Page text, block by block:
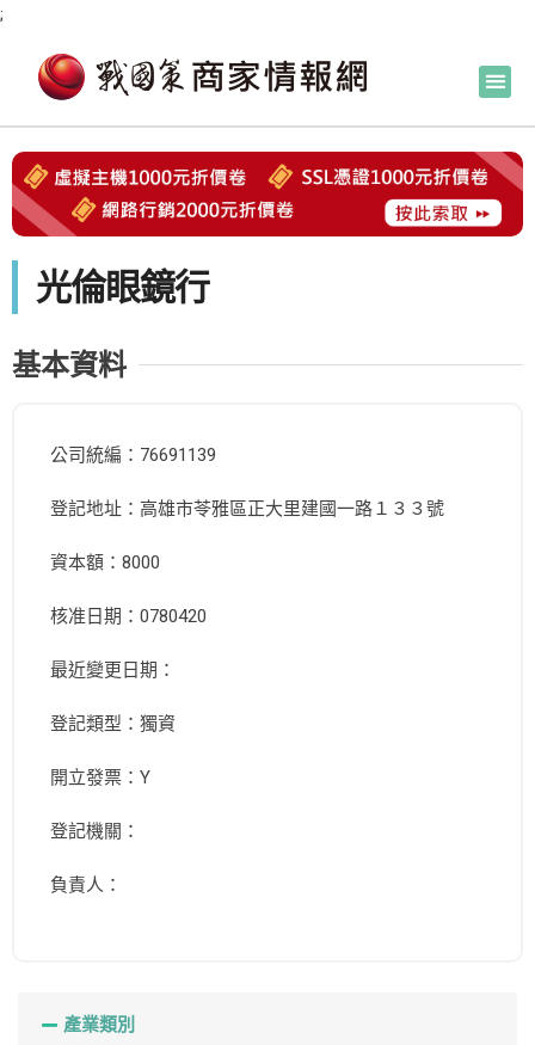
;
光倫眼鏡行
基本資料
公司統編：76691139
登記地址：高雄市苓雅區正大里建國一路１３３號
資本額：8000
核准日期：0780420
最近變更日期：
登記類型：獨資
開立發票：Y
登記機關：
負責人：
產業類別